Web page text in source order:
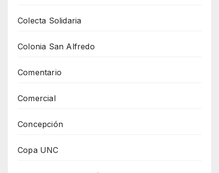
Colecta Solidaria
Colonia San Alfredo
Comentario
Comercial
Concepción
Copa UNC